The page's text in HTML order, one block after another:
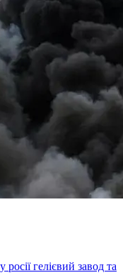
гелієвий завод та